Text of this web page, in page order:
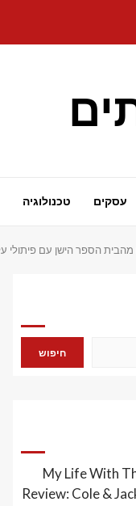
עסקים טכנולוגיה
חיפוש
My Life With
Review: Cole &